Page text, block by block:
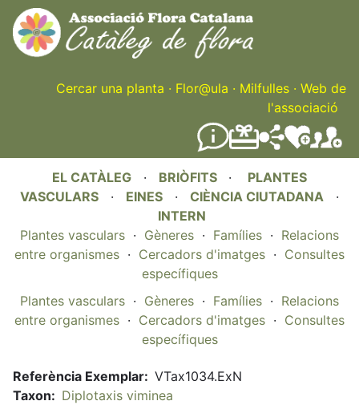
Skip
to
main
content
Cercar una planta · Flor@ula · Milfulles · Web de
l'associació
EL CATÀLEG · BRIÒFITS · PLANTES
VASCULARS · EINES · CIÈNCIA CIUTADANA ·
INTERN
Plantes vasculars · Gèneres · Famílies · Relacions
entre organismes · Cercadors d'imatges · Consultes
específiques
Plantes vasculars · Gèneres · Famílies · Relacions
entre organismes · Cercadors d'imatges · Consultes
específiques
Referència Exemplar
VTax1034.ExN
Taxon
Diplotaxis viminea